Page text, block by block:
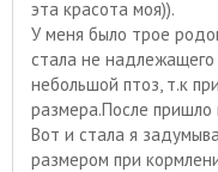
эта красота моя)).
У меня было трое
стала не надлежащего
небольшой птоз, т.к
размера.После пришло
Вот и стала я
размером при